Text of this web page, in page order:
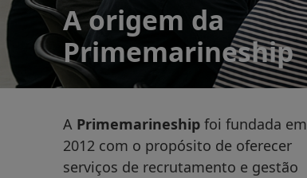
A origem da
Primemarineship
A Primemarineship foi fundada em
2012 com o propósito de oferecer
serviços de recrutamento e gestão